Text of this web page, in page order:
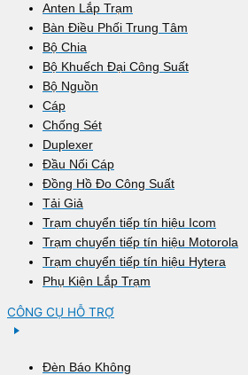
Anten Lắp Trạm
Bàn Điều Phối Trung Tâm
Bộ Chia
Bộ Khuếch Đại Công Suất
Bộ Nguồn
Cáp
Chống Sét
Duplexer
Đầu Nối Cáp
Đồng Hồ Đo Công Suất
Tải Giả
Trạm chuyển tiếp tín hiệu Icom
Trạm chuyển tiếp tín hiệu Motorola
Trạm chuyển tiếp tín hiệu Hytera
Phụ Kiện Lắp Trạm
CÔNG CỤ HỖ TRỢ
Đèn Báo Không